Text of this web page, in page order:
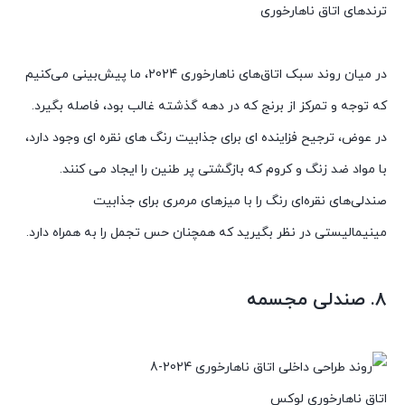
ترندهای اتاق ناهارخوری
در میان روند سبک اتاق‌های ناهارخوری 2024، ما پیش‌بینی می‌کنیم
که توجه و تمرکز از برنج که در دهه گذشته غالب بود، فاصله بگیرد.
در عوض، ترجیح فزاینده ای برای جذابیت رنگ های نقره ای وجود دارد،
با مواد ضد زنگ و کروم که بازگشتی پر طنین را ایجاد می کنند.
صندلی‌های نقره‌ای رنگ را با میزهای مرمری برای جذابیت
مینیمالیستی در نظر بگیرید که همچنان حس تجمل را به همراه دارد.
8. صندلی مجسمه
اتاق ناهارخوری لوکس